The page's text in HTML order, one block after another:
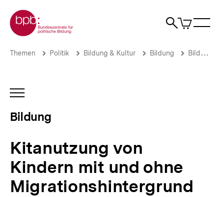
zum
Seiteninhalt
springen
Zur Startseite der bpb
Suche
Artikel
im
Kitanutzung
und
ohne
Migrationshintergrund
bpb.de
Brotkrümelnavigation
Pfadnavigation
Themen Politik Bildung & Kultur Bildung Bildung
INHALTSNAVIGATION
Bildung
Kitanutzung von
Kindern mit und ohne
Migrationshintergrund